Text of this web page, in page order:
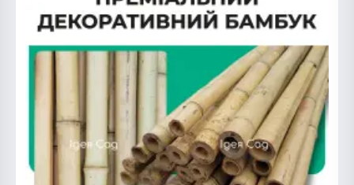
Барвінок
Чемерник (морозник)
Рослини що в'ються
Гліцинія (Вістерія)
Жимолость декоративна
Плющ
Клематіс